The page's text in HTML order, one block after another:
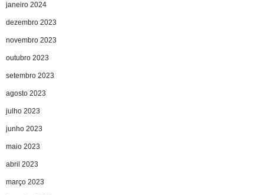
janeiro 2024
dezembro 2023
novembro 2023
outubro 2023
setembro 2023
agosto 2023
julho 2023
junho 2023
maio 2023
abril 2023
março 2023